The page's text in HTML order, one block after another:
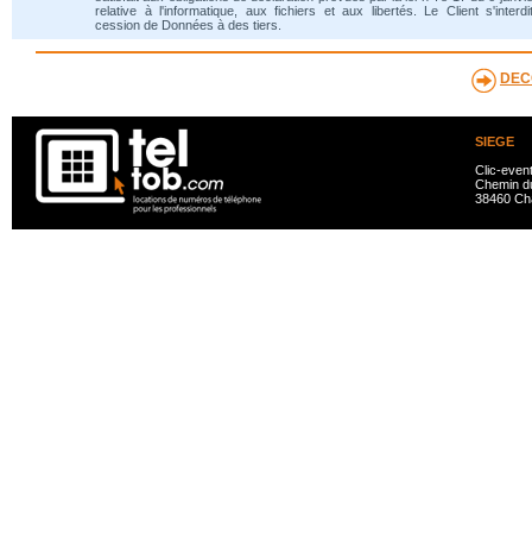
relative à l'informatique, aux fichiers et aux libertés. Le Client
cession de Données à des tiers.
SIEGE
Clic-
Chemin
38460